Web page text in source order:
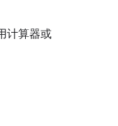
计算器或